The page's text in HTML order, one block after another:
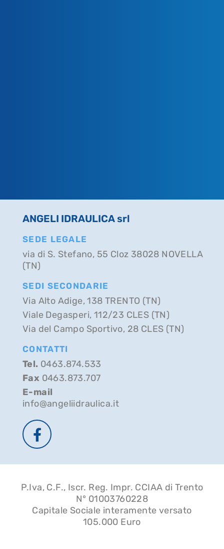
ANGELI IDRAULICA srl
SEDE LEGALE
via di S. Stefano, 55 Cloz 38028 NOVELLA
(TN)
SEDI SECONDARIE
Via Alto Adige, 138 TRENTO (TN)
Viale Degasperi, 112/23 CLES (TN)
Via del Campo Sportivo, 28 CLES (TN)
CONTATTI
Tel. 0463.874.533
Fax 0463.873.707
E-mail
info@angeliidraulica.it
P.Iva, C.F., Iscr. Reg. Impr. CCIAA di Trento
N° 01003760228
Capitale Sociale interamente versato
105.000 Euro